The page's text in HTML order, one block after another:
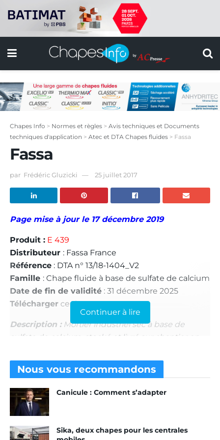
Chapes Info > Normes et règles > Avis techniques et Documents
techniques d'application > Atec et DTA Chapes fluides > Fassa
Fassa
par Frédéric Gluzicki 25 juillet 2017
Page mise à jour le 17 décembre 2019
Produit : E 439
Distributeur : Fassa France
Référence : DTA n° 13/18-1404_V2
Famille : Chape fluide à base de sulfate de calcium
Date de fin de validité : 31 décembre 2025
Télécharger cedocument
Description :Mortier industriel sec à base de
sulfate de calcium, stocké et livré sur chantier en
de chapes fluides auto-nivelantes. Classée C30 –
F7, cette chape peut être mise en œuvre dans des
locaux classés U4 P3 E2 C2 au plus.
Le domaine d’application, les supports admissibles
et la nature des revêtements et des colles
associées sont définis au § 1 de l’
e-Cahier n°
Continuer à lire
Nous vous recommandons
Canicule : Comment s’adapter
Sika, deux chapes pour les centrales